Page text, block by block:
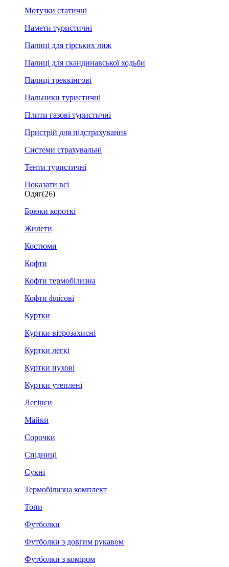
Мотузки статичні
Намети туристичні
Палиці для гірських лиж
Палиці для скандинавської ходьби
Палиці треккінгові
Пальники туристичні
Плити газові туристичні
Пристрій для підстрахування
Системи страхувальні
Тенти туристичні
Показати всі
Одяг(26)
Брюки короткі
Жилети
Костюми
Кофти
Кофти термобілизна
Кофти флісові
Куртки
Куртки вітрозахисні
Куртки легкі
Куртки пухові
Куртки утеплені
Легінси
Майки
Сорочки
Спідниці
Сукні
Термобілизна комплект
Топи
Футболки
Футболки з довгим рукавом
Футболки з коміром